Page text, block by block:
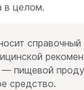
в целом.
справочный
— пищевой
средство.